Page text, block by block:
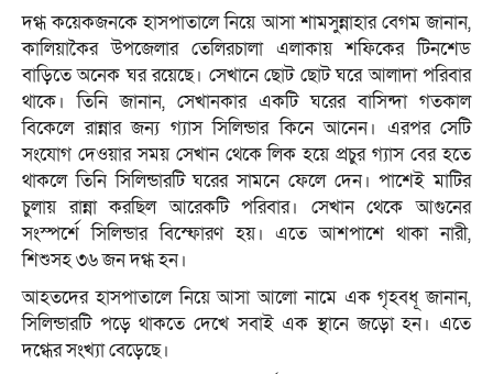
দগ্ধ কয়েকজনকে হাসপাতালে নিয়ে আসা শামসুন্নাহার বেগম জানান,
কালিয়াকৈর উপজেলার তেলিরচালা এলাকায় শফিকের টিনশেড
বাড়িতে অনেক ঘর রয়েছে। সেখানে ছোট ছোট ঘরে আলাদা পরিবার
থাকে। তিনি জানান, সেখানকার একটি ঘরের বাসিন্দা গতকাল
বিকেলে রান্নার জন্য গ্যাস সিলিন্ডার কিনে আনেন। এরপর সেটি
সংযোগ দেওয়ার সময় সেখান থেকে লিক হয়ে প্রচুর গ্যাস বের হতে
থাকলে তিনি সিলিন্ডারটি ঘরের সামনে ফেলে দেন। পাশেই মাটির
চুলায় রান্না করছিল আরেকটি পরিবার। সেখান থেকে আগুনের
সংস্পর্শে সিলিন্ডার বিস্ফোরণ হয়। এতে আশপাশে থাকা নারী,
শিশুসহ ৩৬ জন দগ্ধ হন।
আহতদের হাসপাতালে নিয়ে আসা আলো নামে এক গৃহবধূ জানান,
সিলিন্ডারটি পড়ে থাকতে দেখে সবাই এক স্থানে জড়ো হন। এতে
দগ্ধের সংখ্যা বেড়েছে।